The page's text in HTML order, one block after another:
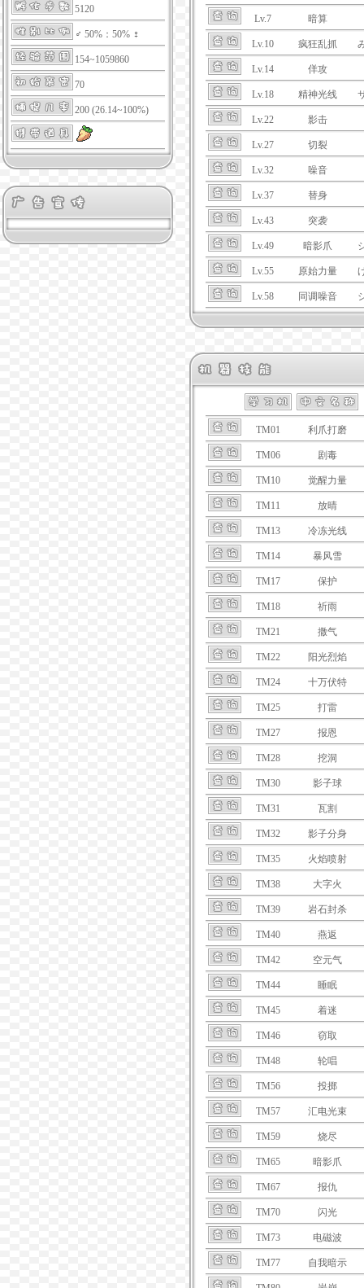
5120
♂ 50%：50% ♀
154~1059860
70
200 (26.14~100%)
Lv.7 暗算
Lv.10 疯狂乱抓
Lv.14 佯攻
Lv.18 精神光线
Lv.22 影击
Lv.27 切裂
Lv.32 噪音
Lv.37 替身
Lv.43 突袭
Lv.49 暗影爪
Lv.55 原始力量
Lv.58 同调噪音
TM01 利爪打磨
TM06 剧毒
TM10 觉醒力量
TM11 放晴
TM13 冷冻光线
TM14 暴风雪
TM17 保护
TM18 祈雨
TM21 撒气
TM22 阳光烈焰
TM24 十万伏特
TM25 打雷
TM27 报恩
TM28 挖洞
TM30 影子球
TM31 瓦割
TM32 影子分身
TM35 火焰喷射
TM38 大字火
TM39 岩石封杀
TM40 燕返
TM42 空元气
TM44 睡眠
TM45 着迷
TM46 窃取
TM48 轮唱
TM56 投掷
TM57 汇电光束
TM59 烧尽
TM65 暗影爪
TM67 报仇
TM70 闪光
TM73 电磁波
TM77 自我暗示